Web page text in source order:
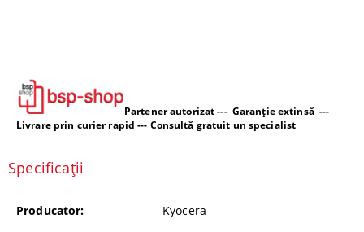
Partener autorizat --- Garanție extinsă ---
Livrare prin curier rapid --- Consultă gratuit un specialist
Specificații
Producator: Kyocera